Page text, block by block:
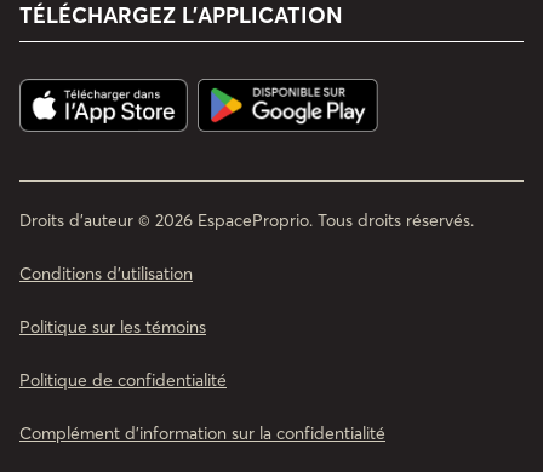
TÉLÉCHARGEZ L’APPLICATION
Droits d'auteur © 2026 EspaceProprio. Tous droits réservés.
Conditions d’utilisation
Politique sur les témoins
Politique de confidentialité
Complément d'information sur la confidentialité